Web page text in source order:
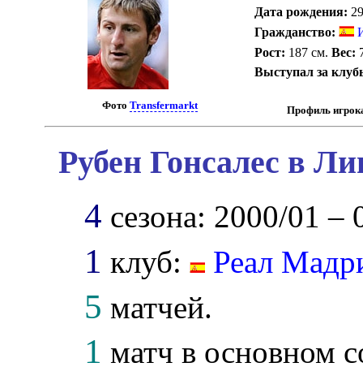
Фото Transfermarkt
Дата рождения:
Гражданство:
Рост: 187 см. Вес:
Выступал за
Профиль
Рубен Гонсалес в
4 сезона: 2000/01 –
1 клуб: Реал
5 матчей.
1 матч в основном